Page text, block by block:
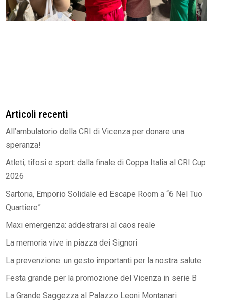
Articoli recenti
All’ambulatorio della CRI di Vicenza per donare una
speranza!
Atleti, tifosi e sport: dalla finale di Coppa Italia al CRI Cup
2026
Sartoria, Emporio Solidale ed Escape Room a “6 Nel Tuo
Quartiere”
Maxi emergenza: addestrarsi al caos reale
La memoria vive in piazza dei Signori
La prevenzione: un gesto importanti per la nostra salute
Festa grande per la promozione del Vicenza in serie B
La Grande Saggezza al Palazzo Leoni Montanari